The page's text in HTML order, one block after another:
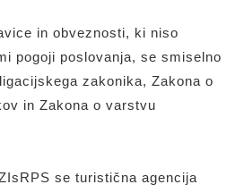
in obveznosti, ki niso
pogoji poslovanja, se smiselno
zakonika, Zakona o
in Zakona o varstvu
se turistična agencija